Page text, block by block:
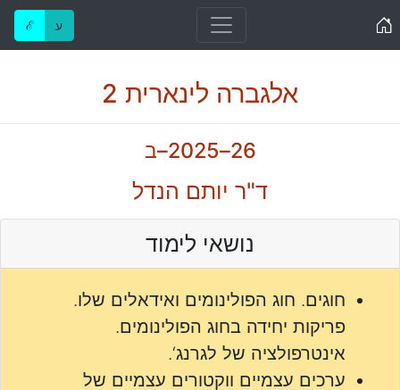
ℰ ע
אלגברה לינארית 2
26–2025–ב
ד"ר יותם הנדל
נושאי לימוד
חוגים. חוג הפולינומים ואידאלים שלו.
פריקות יחידה בחוג הפולינומים.
אינטרפולציה של לגרנג‘.
ערכים עצמיים ווקטורים עצמיים של